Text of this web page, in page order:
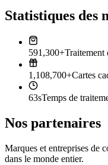
Statistiques des
591,300+Traitement
1,108,700+Cartes
63sTemps de
Nos partenaires
Marques et entreprises de
dans le monde entier.